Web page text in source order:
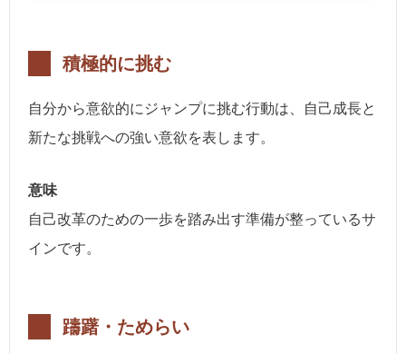
積極的に挑む
自分から意欲的にジャンプに挑む行動は、自己成長と
新たな挑戦への強い意欲を表します。
意味
自己改革のための一歩を踏み出す準備が整っているサ
インです。
躊躇・ためらい